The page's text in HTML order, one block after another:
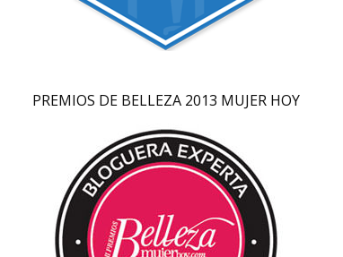
PREMIOS DE BELLEZA 2013 MUJER HOY